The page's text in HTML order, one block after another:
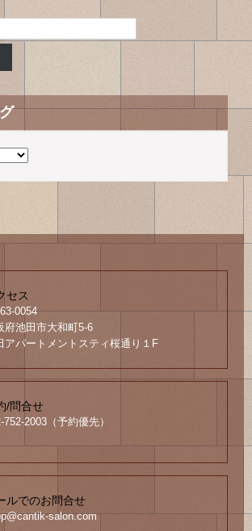
セス
0054
府池田市大和町5-6
アパートメントスティ桜通り１F
/問合せ
752-2003（予約優先）
ルでのお問合せ
salon.com